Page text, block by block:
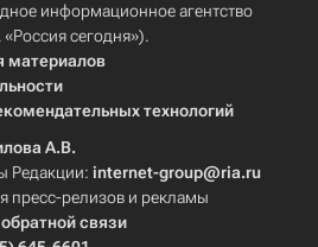
информационное агентство
сегодня»).
материалов
технологий
А.В.
Редакции: internet-group@ria.ru
пресс-релизов и рекламы
связи